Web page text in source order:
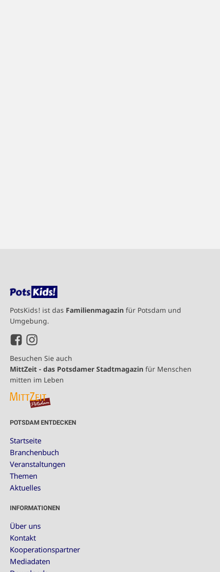
PotsKids! ist das Familienmagazin für Potsdam und
Umgebung.
Besuchen Sie auch
MittZeit - das Potsdamer Stadtmagazin für Menschen
mitten im Leben
POTSDAM ENTDECKEN
Startseite
Branchenbuch
Veranstaltungen
Themen
Aktuelles
INFORMATIONEN
Über uns
Kontakt
Kooperationspartner
Mediadaten